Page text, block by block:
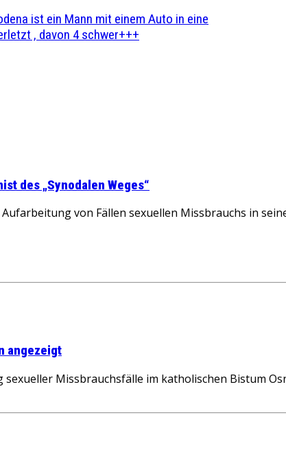
ist ein Mann mit einem Auto in eine
, davon 4 schwer+++
des „Synodalen Weges“
von Fällen sexuellen Missbrauchs in
angezeigt
Missbrauchsfälle im katholischen Bistum